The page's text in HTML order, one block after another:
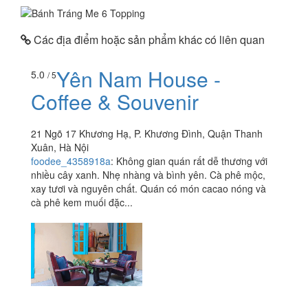
Các địa điểm hoặc sản phẩm khác có liên quan
5.0 / 5Yên Nam House -
Coffee & Souvenir
21 Ngõ 17 Khương Hạ, P. Khương Đình, Quận Thanh
Xuân, Hà Nội
foodee_4358918a: Không gian quán rất dễ thương với
nhiều cây xanh. Nhẹ nhàng và bình yên. Cà phê mộc,
xay tươi và nguyên chất. Quán có món cacao nóng và
cà phê kem muối đặc...